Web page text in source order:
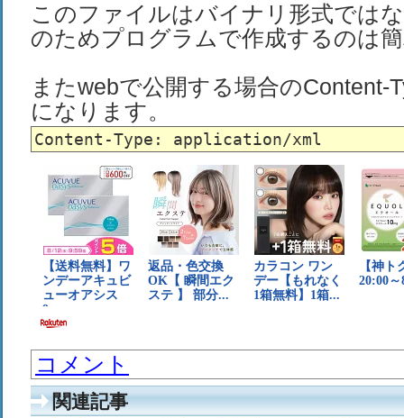
このファイルはバイナリ形式では
のためプログラムで作成するのは
またwebで公開する場合のContent-
になります。
コメント
関連記事